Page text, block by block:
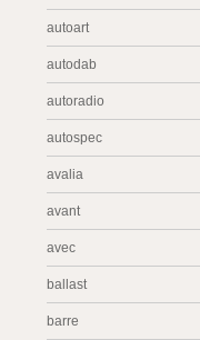
autoart
autodab
autoradio
autospec
avalia
avant
avec
ballast
barre